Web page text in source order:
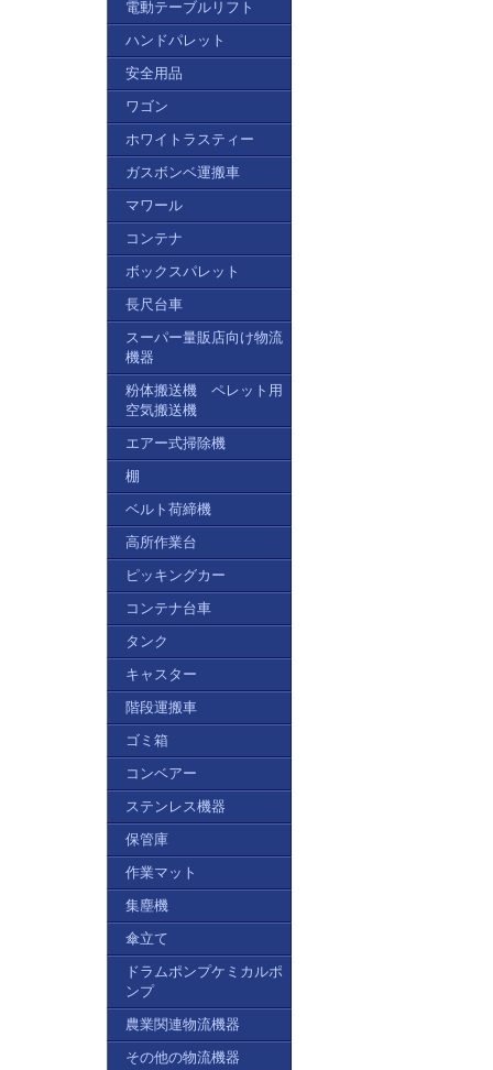
電動テーブルリフト
ハンドパレット
安全用品
ワゴン
ホワイトラスティー
ガスボンベ運搬車
マワール
コンテナ
ボックスパレット
長尺台車
スーパー量販店向け物流
機器
粉体搬送機 ペレット用
空気搬送機
エアー式掃除機
棚
ベルト荷締機
高所作業台
ピッキングカー
コンテナ台車
タンク
キャスター
階段運搬車
ゴミ箱
コンベアー
ステンレス機器
保管庫
作業マット
集塵機
傘立て
ドラムポンプケミカルポ
ンプ
農業関連物流機器
その他の物流機器